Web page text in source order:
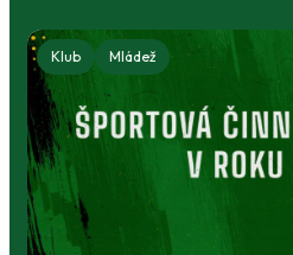
Klub Mládež